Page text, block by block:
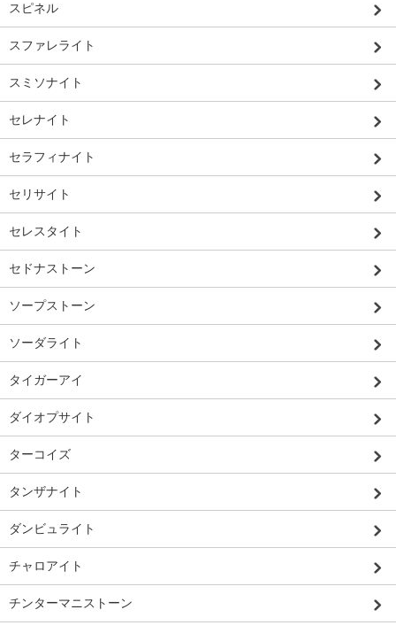
スピネル
スファレライト
スミソナイト
セレナイト
セラフィナイト
セリサイト
セレスタイト
セドナストーン
ソープストーン
ソーダライト
タイガーアイ
ダイオプサイト
ターコイズ
タンザナイト
ダンビュライト
チャロアイト
チンターマニストーン